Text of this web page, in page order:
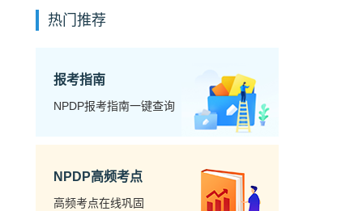
热门推荐
报考指南
NPDP报考指南一键查询
NPDP高频考点
高频考点在线巩固